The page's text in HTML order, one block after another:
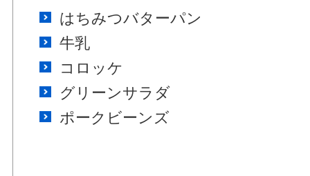
はちみつバターパン
牛乳
コロッケ
グリーンサラダ
ポークビーンズ